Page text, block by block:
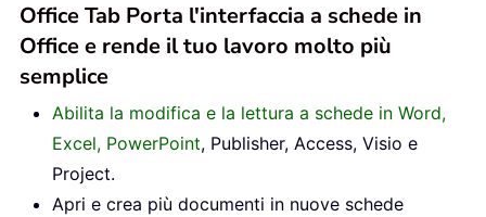
Office Tab Porta l'interfaccia a schede in
Office e rende il tuo lavoro molto più
semplice
Abilita la modifica e la lettura a schede in Word,
Excel, PowerPoint, Publisher, Access, Visio e
Project.
Apri e crea più documenti in nuove schede